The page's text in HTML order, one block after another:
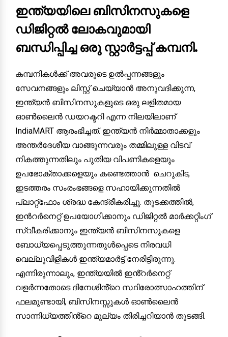
ഇന്ത്യയിലെ ബിസിനസുകളെ
ഡിജിറ്റൽ ലോകവുമായി
ബന്ധിപ്പിച്ച ഒരു സ്റ്റാർട്ടപ്പ് കമ്പനി.
കമ്പനികൾക്ക് അവരുടെ ഉൽപ്പന്നങ്ങളും
സേവനങ്ങളും ലിസ്റ്റ് ചെയ്യാൻ അനുവദിക്കുന്ന,
ഇന്ത്യൻ ബിസിനസുകളുടെ ഒരു ലളിതമായ
ഓൺലൈൻ ഡയറക്ടറി എന്ന നിലയിലാണ്
IndiaMART ആരംഭിച്ചത്. ഇന്ത്യൻ നിർമ്മാതാക്കളും
അന്തർദേശീയ വാങ്ങുന്നവരും തമ്മിലുള്ള വിടവ്
നികത്തുന്നതിലും പുതിയ വിപണികളെയും
ഉപഭോക്താക്കളെയും കണ്ടെത്താൻ ചെറുകിട,
ഇടത്തരം സംരംഭങ്ങളെ സഹായിക്കുന്നതിൽ
പ്ലാറ്റ്ഫോം ശ്രദ്ധ കേന്ദ്രീകരിച്ചു. തുടക്കത്തിൽ,
ഇൻറർനെറ്റ് ഉപയോഗിക്കാനും ഡിജിറ്റൽ മാർക്കറ്റിംഗ്
സ്വീകരിക്കാനും ഇന്ത്യൻ ബിസിനസുകളെ
ബോധ്യപ്പെടുത്തുന്നതുൾപ്പെടെ നിരവധി
വെല്ലുവിളികൾ ഇന്ത്യമാർട്ട് നേരിട്ടിരുന്നു.
എന്നിരുന്നാലും, ഇന്ത്യയിൽ ഇൻ്റർനെറ്റ്
വളർന്നതോടെ ദിനേശിൻ്റെ സ്ഥിരോത്സാഹത്തിന്
ഫലമുണ്ടായി, ബിസിനസ്സുകൾ ഓൺലൈൻ
സാന്നിധ്യത്തിൻ്റെ മൂല്യം തിരിച്ചറിയാൻ തുടങ്ങി.